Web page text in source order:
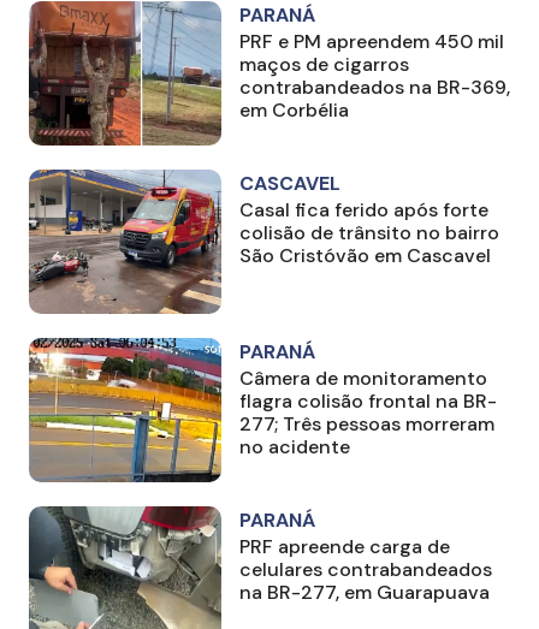
PARANÁ
PRF e PM apreendem 450 mil
maços de cigarros
contrabandeados na BR-369,
em Corbélia
CASCAVEL
Casal fica ferido após forte
colisão de trânsito no bairro
São Cristóvão em Cascavel
PARANÁ
Câmera de monitoramento
flagra colisão frontal na BR-
277; Três pessoas morreram
no acidente
PARANÁ
PRF apreende carga de
celulares contrabandeados
na BR-277, em Guarapuava